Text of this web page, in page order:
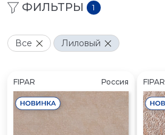
ФИЛЬТРЫ 1
Все Лиловый
FIPAR Россия FIPAR